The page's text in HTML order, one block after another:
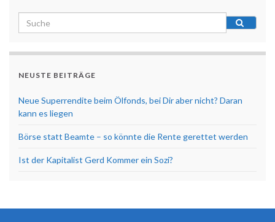
NEUSTE BEITRÄGE
Neue Superrendite beim Ölfonds, bei Dir aber nicht? Daran
kann es liegen
Börse statt Beamte – so könnte die Rente gerettet werden
Ist der Kapitalist Gerd Kommer ein Sozi?